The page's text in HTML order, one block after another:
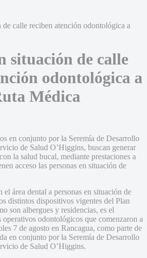
situación de calle
odontológica a
Médica
en conjunto por la Seremía de Desarrollo
de Salud O’Higgins, buscan generar
la salud bucal, mediante prestaciones a
acceso las personas en situación de
el área dental a personas en situación de
distintos dispositivos vigentes del Plan
son albergues y residencias, es el
odontológicos que comenzaron a
7 de agosto en Rancagua, como parte de
en conjunto por la Seremía de Desarrollo
de Salud O’Higgins.